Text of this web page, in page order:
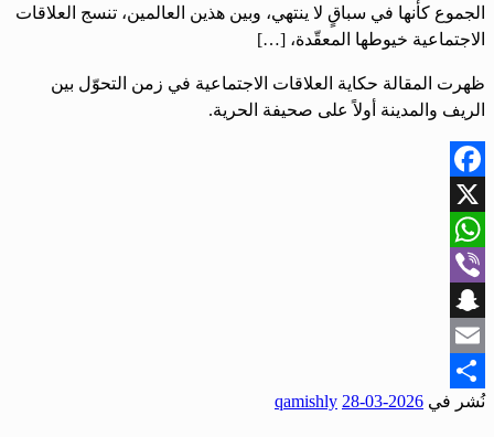
الجموع كأنها في سباقٍ لا ينتهي، وبين هذين العالمين، تنسج العلاقات
الاجتماعية خيوطها المعقّدة، […]
ظهرت المقالة حكاية العلاقات الاجتماعية في زمن التحوّل بين
الريف والمدينة أولاً على صحيفة الحرية.
Facebook
X
WhatsApp
Viber
Snapchat
Email
Share
نُشر في 2026-03-28
qamishly